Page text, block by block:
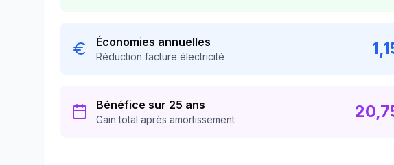
Économies annuelles
Réduction facture électricité
Bénéfice sur 25 ans
Gain total après amortissement